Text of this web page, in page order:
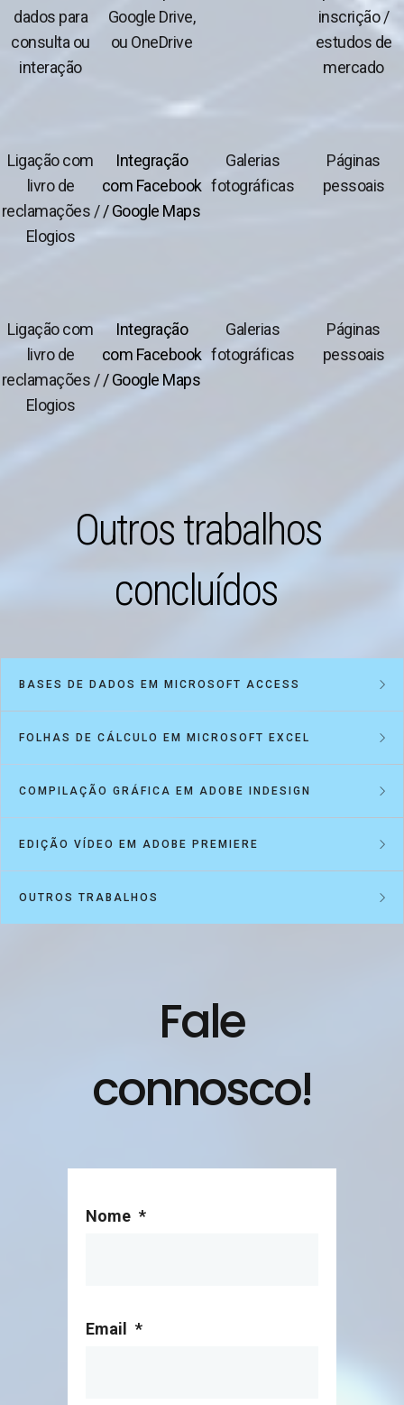
dados para
consulta ou
interação
Google Drive,
ou OneDrive
inscrição /
estudos de
mercado
Ligação com
livro de
reclamações /
Elogios
Integração
com Facebook
/ Google Maps
Galerias
fotográficas
Páginas
pessoais
Ligação com
livro de
reclamações /
Elogios
Integração
com Facebook
/ Google Maps
Galerias
fotográficas
Páginas
pessoais
Outrostrabalhos
concluídos
BASES DE DADOS EM MICROSOFT ACCESS
GESTÃO DE FARDAMENTO
GESTÃO DE PESSOAL MILITAR
FOLHAS DE CÁLCULO EM MICROSOFT EXCEL
GESTÃO DE ALUNOS
COMPILAÇÃO GRÁFICA EM ADOBE INDESIGN
EDIÇÃO VÍDEO EM ADOBE PREMIERE
OUTROS TRABALHOS
PARAQUEDISTAS
LIVRO DOS 50 ANOS DAS TROPAS
Fale
connosco!
Nome *
Email *